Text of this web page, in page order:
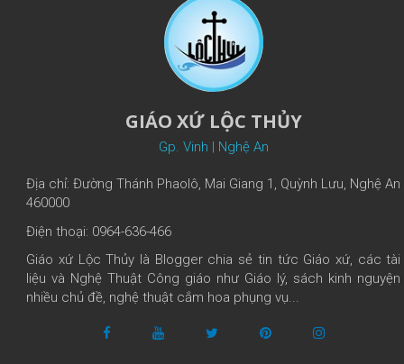
GIÁO XỨ LỘC THỦY
Gp. Vinh | Nghệ An
Địa chỉ: Đường Thánh Phaolô, Mai Giang 1, Quỳnh Lưu, Nghệ An
460000
Điện thoại: 0964-636-466
Giáo xứ Lộc Thủy là Blogger chia sẻ tin tức Giáo xứ, các tài
liệu và Nghệ Thuật Công giáo như Giáo lý, sách kinh nguyện
nhiều chủ đề, nghệ thuật cắm hoa phụng vụ...